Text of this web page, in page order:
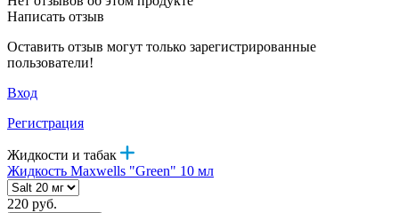
Написать отзыв
Оставить отзыв могут только зарегистрированные
пользователи!
Вход
Регистрация
Жидкости и табак
Жидкость Maxwells "Green" 10 мл
220 руб.